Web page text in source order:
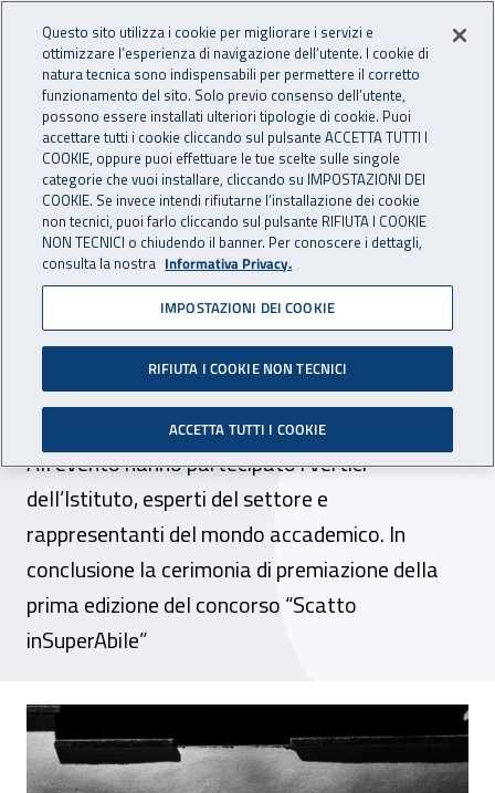
INAIL - Istituto Nazionale
Apri cerca
Navigazione principale
Navigazione - Ti trovi in:
Home Inail comunica News
01 dicembre 2017
“Un lavoro per tutti”,
convegno all’Inail su
disabilità e reinserimento
All’evento hanno partecipato i vertici
dell’Istituto, esperti del settore e
rappresentanti del mondo accademico. In
conclusione la cerimonia di premiazione della
prima edizione del concorso “Scatto
inSuperAbile”
“Un lavoro per tutti”, convegno all’Inail
Questo sito utilizza i cookie per migliorare i servizi e
ottimizzare l’esperienza di navigazione dell’utente. I cookie di
natura tecnica sono indispensabili per permettere il corretto
funzionamento del sito. Solo previo consenso dell’utente,
possono essere installati ulteriori tipologie di cookie. Puoi
accettare tutti i cookie cliccando sul pulsante ACCETTA TUTTI I
COOKIE, oppure puoi effettuare le tue scelte sulle singole
categorie che vuoi installare, cliccando su IMPOSTAZIONI DEI
COOKIE. Se invece intendi rifiutarne l’installazione dei cookie
non tecnici, puoi farlo cliccando sul pulsante RIFIUTA I COOKIE
NON TECNICI o chiudendo il banner. Per conoscere i dettagli,
consulta la nostra Informativa Privacy.
IMPOSTAZIONI DEI COOKIE
RIFIUTA I COOKIE NON TECNICI
ACCETTA TUTTI I COOKIE